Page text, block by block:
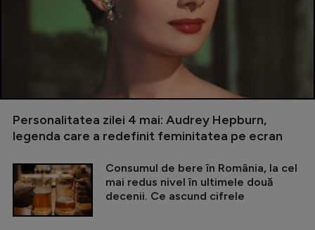
Personalitatea zilei 4 mai: Audrey Hepburn,
legenda care a redefinit feminitatea pe ecran
Consumul de bere în România, la cel
mai redus nivel în ultimele două
decenii. Ce ascund cifrele